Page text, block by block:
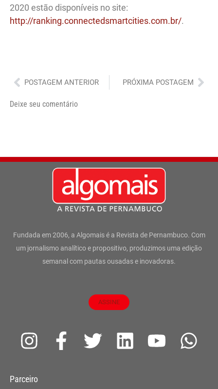
2020 estão disponíveis no site:
http://ranking.connectedsmartcities.com.br/.
Anterior
POSTAGEM ANTERIOR PRÓXIMA POSTAGEM
Deixe seu comentário
Fundada em 2006, a Algomais é a Revista de Pernambuco. Com
um jornalismo analítico e propositivo, produzimos uma edição
semanal com pautas ousadas e inovadoras.
ASSINE
I
s
F
a
T
L
Y
W
Parceiro